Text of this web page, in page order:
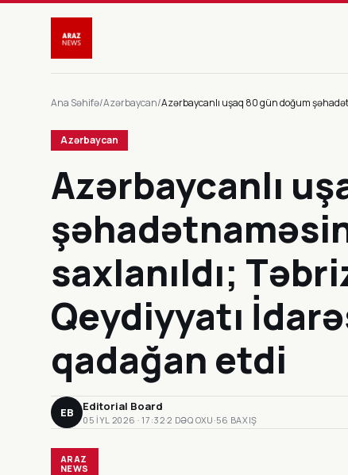
Ana Səhifə/Azərbaycan/Azərbaycanlı uşaq 80 gün doğum
Azərbaycan
Azərbaycanlı
saxlanıldı;
Qeydiyyatı
qadağan etdi
EB Editorial Board
05 IYL 2026 · 17:32·2 DƏQ OXU ·56 BAXIŞ
ARAZ
NEWS